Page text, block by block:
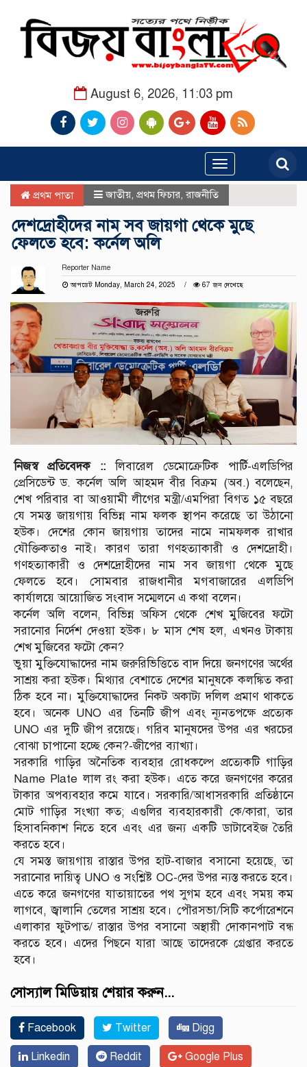
August 6, 2026, 11:03 pm
Toggle
navigation
প্রথম পাতা জাতীয় প্রথম ফিচার রাজনীতি
দেশদ্রোহীদের নাম সব জায়গা থেকে মুছে
ফেলতে হবে: কর্নেল অলি
Reporter Name
আপডেট Monday, March 24, 2025
67 জন দেখেছে
নিজস্ব প্রতিবেদক :: লিবারেল ডেমোক্রেটিক পার্টি-এলডিপির
প্রেসিডেন্ট ড. কর্নেল অলি আহমদ বীর বিক্রম (অব.) বলেছেন,
শেখ পরিবার বা আওয়ামী লীগের মন্ত্রী/এমপিরা বিগত ১৫ বছরে
যে সমস্ত জায়গায় বিভিন্ন নাম ফলক স্থাপন করেছে তা উঠানো
হউক। দেশের কোন জায়গায় তাদের নামে নামফলক রাখার
যৌক্তিকতাও নাই। কারণ তারা গণহত্যাকারী ও দেশদ্রোহী।
গণহত্যাকারী ও দেশদ্রোহীদের নাম সব জায়গা থেকে মুছে
ফেলতে হবে। সোমবার রাজধানীর মগবাজারের এলডিপি
কার্যালয়ে আয়োজিত সংবাদ সম্মেলনে এ কথা বলেন।
কর্নেল অলি বলেন, বিভিন্ন অফিস থেকে শেখ মুজিবের ফটো
সরানোর নির্দেশ দেওয়া হউক। ৮ মাস শেষ হল, এখনও টাকায়
শেখ মুজিবের ফটো কেন?
ভুয়া মুক্তিযোদ্ধাদের নাম জরুরিভিত্তিতে বাদ দিয়ে জনগণের অর্থের
সাশ্রয় করা হউক। মিথ্যার বেশাতে দেশের মানুষকে কলঙ্কিত করা
ঠিক হবে না। মুক্তিযোদ্ধাদের নিকট অকাট্য দলিল প্রমাণ থাকতে
হবে। অনেক UNO এর তিনটি জীপ এবং ন্যূনতপক্ষে প্রত্যেক
UNO এর দুটি জীপ রয়েছে। গরিব মানুষদের উপর এর খরচের
বোঝা চাপানো হচ্ছে কেন?-জীপের ব্যাখ্যা।
সরকারি গাড়ির অনৈতিক ব্যবহার রোধকল্পে প্রত্যেকটি গাড়ির
Name Plate লাল রং করা হউক। এতে করে জনগণের করের
টাকার অপব্যবহার কমে যাবে। সরকারি/আধাসরকারি প্রতিষ্ঠানে
মোট গাড়ির সংখ্যা কত; এগুলির ব্যবহারকারী কে/কারা, তার
হিসাবনিকাশ নিতে হবে এবং এর জন্য একটি ডাটাবেইজ তৈরি
করতে হবে।
যে সমস্ত জায়গায় রাস্তার উপর হাট-বাজার বসানো হয়েছে, তা
সরানোর দায়িত্ব UNO ও সংশ্লিষ্ট OC-দের উপর ন্যস্ত করতে হবে।
এতে করে জনগণের যাতায়াতের পথ সুগম হবে এবং সময় কম
লাগবে, জ্বালানি তেলের সাশ্রয় হবে। পৌরসভা/সিটি কর্পোরেশনে
এলাকার ফুটপাত/ রাস্তার উপর বসানো অস্থায়ী দোকানপাট বন্ধ
করতে হবে। এদের পিছনে যারা আছে তাদেরকে গ্রেপ্তার করতে
হবে।
সোস্যাল মিডিয়ায় শেয়ার করুন...
Facebook Twitter Digg
Linkedin Reddit Google Plus